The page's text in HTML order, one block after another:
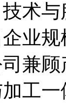
术
业
兼
工